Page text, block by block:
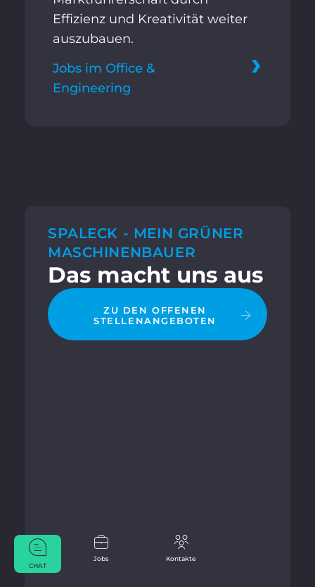
Jobs
Kontakte
CHAT
Effizienz und Kreativität weiter
auszubauen.
Jobs im Office &
Engineering
SPALECK - MEIN GRÜNER
MASCHINENBAUER
Das macht uns aus
ZU DEN OFFENEN
STELLENANGEBOTEN